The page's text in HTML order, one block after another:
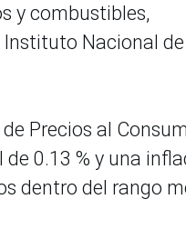
y combustibles,
Instituto Nacional de
Precios al
0.13 % y una
dentro del rango